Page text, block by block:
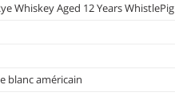
Whiskey Aged 12 Years WhistlePig
blanc américain